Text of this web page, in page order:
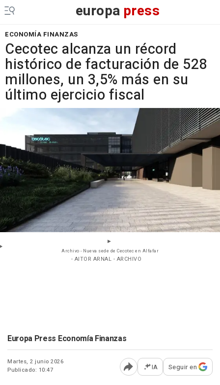
europa press
ECONOMÍA FINANZAS
Cecotec alcanza un récord
histórico de facturación de 528
millones, un 3,5% más en su
último ejercicio fiscal
Archivo - Nueva sede de Cecotec en Alfafar
- AITOR ARNAL - ARCHIVO
Europa Press Economía Finanzas
Martes, 2 junio 2026
Publicado: 10:47
Abrir opciones para
IA Seguir en